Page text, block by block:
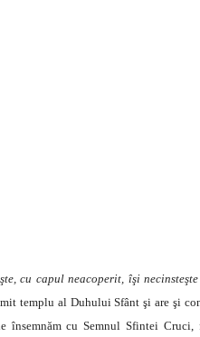
cu capul neacoperit, îşi
templu al Duhului Sfânt şi are şi
însemnăm cu Semnul Sfintei Cruci,